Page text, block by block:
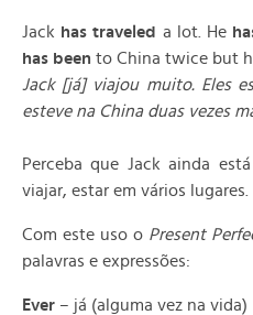
Jack has traveled a lot. He
has been to China twice but
Jack [já] viajou muito. Eles
esteve na China duas vezes
Perceba que Jack ainda
viajar, estar em vários lugares.
Com este uso o Present
palavras e expressões:
Ever – já (alguma vez na vida)